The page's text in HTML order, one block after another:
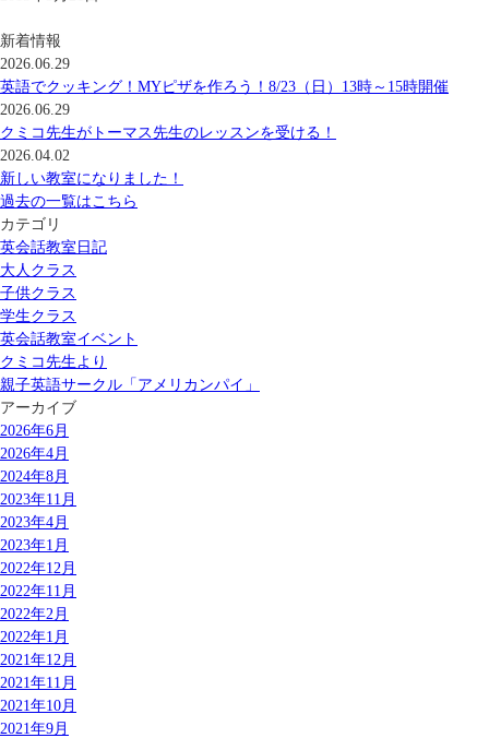
新着情報
2026.06.29
英語でクッキング！MYピザを作ろう！8/23（日）13時～15時開催
2026.06.29
クミコ先生がトーマス先生のレッスンを受ける！
2026.04.02
新しい教室になりました！
過去の一覧はこちら
カテゴリ
英会話教室日記
大人クラス
子供クラス
学生クラス
英会話教室イベント
クミコ先生より
親子英語サークル「アメリカンパイ」
アーカイブ
2026年6月
2026年4月
2024年8月
2023年11月
2023年4月
2023年1月
2022年12月
2022年11月
2022年2月
2022年1月
2021年12月
2021年11月
2021年10月
2021年9月